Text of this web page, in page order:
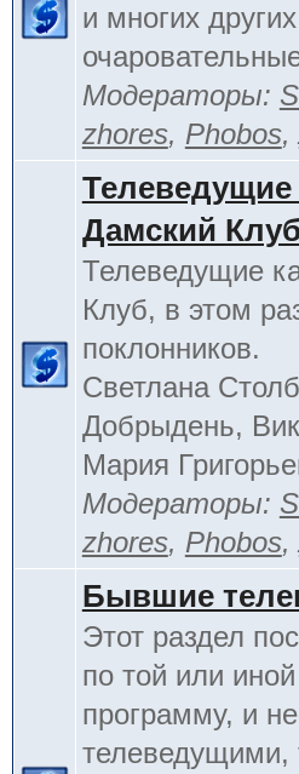
и многих
Модераторы:
zhores, Phobos,
Дамский Клуб
Телеведущие
Клуб, в этом
поклонников.
Светлана
Добрыдень,
Мария
Модераторы:
zhores, Phobos,
Бывшие
Этот раздел
по той или
программу, и
телеведущими,